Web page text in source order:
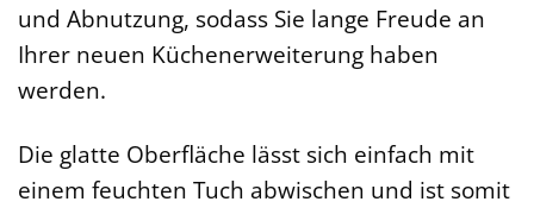
und Abnutzung, sodass Sie lange Freude an
Ihrer neuen Küchenerweiterung haben
werden.
Die glatte Oberfläche lässt sich einfach mit
einem feuchten Tuch abwischen und ist somit